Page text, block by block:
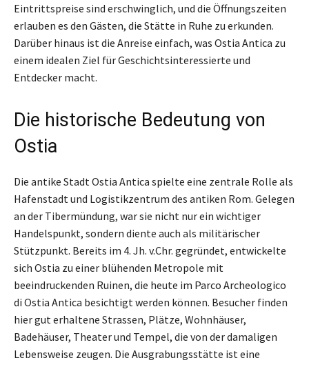
Eintrittspreise sind erschwinglich, und die Öffnungszeiten
erlauben es den Gästen, die Stätte in Ruhe zu erkunden.
Darüber hinaus ist die Anreise einfach, was Ostia Antica zu
einem idealen Ziel für Geschichtsinteressierte und
Entdecker macht.
Die historische Bedeutung von
Ostia
Die antike Stadt Ostia Antica spielte eine zentrale Rolle als
Hafenstadt und Logistikzentrum des antiken Rom. Gelegen
an der Tibermündung, war sie nicht nur ein wichtiger
Handelspunkt, sondern diente auch als militärischer
Stützpunkt. Bereits im 4. Jh. v.Chr. gegründet, entwickelte
sich Ostia zu einer blühenden Metropole mit
beeindruckenden Ruinen, die heute im Parco Archeologico
di Ostia Antica besichtigt werden können. Besucher finden
hier gut erhaltene Strassen, Plätze, Wohnhäuser,
Badehäuser, Theater und Tempel, die von der damaligen
Lebensweise zeugen. Die Ausgrabungsstätte ist eine